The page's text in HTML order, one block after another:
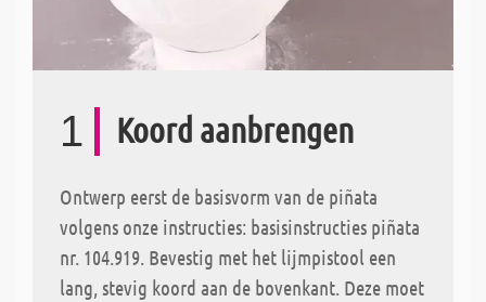
1 Koord aanbrengen
Ontwerp eerst de basisvorm van de piñata
volgens onze instructies: basisinstructies piñata
nr. 104.919. Bevestig met het lijmpistool een
lang, stevig koord aan de bovenkant. Deze moet